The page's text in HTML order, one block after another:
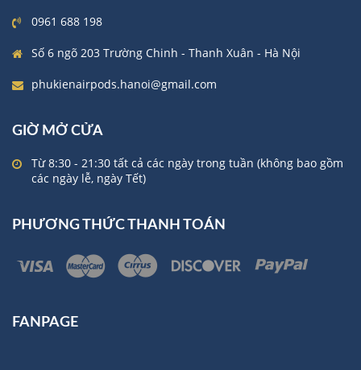
0961 688 198
Số 6 ngõ 203 Trường Chinh - Thanh Xuân - Hà Nội
phukienairpods.hanoi@gmail.com
GIỜ MỞ CỬA
Từ 8:30 - 21:30 tất cả các ngày trong tuần (không bao gồm
các ngày lễ, ngày Tết)
PHƯƠNG THỨC THANH TOÁN
FANPAGE